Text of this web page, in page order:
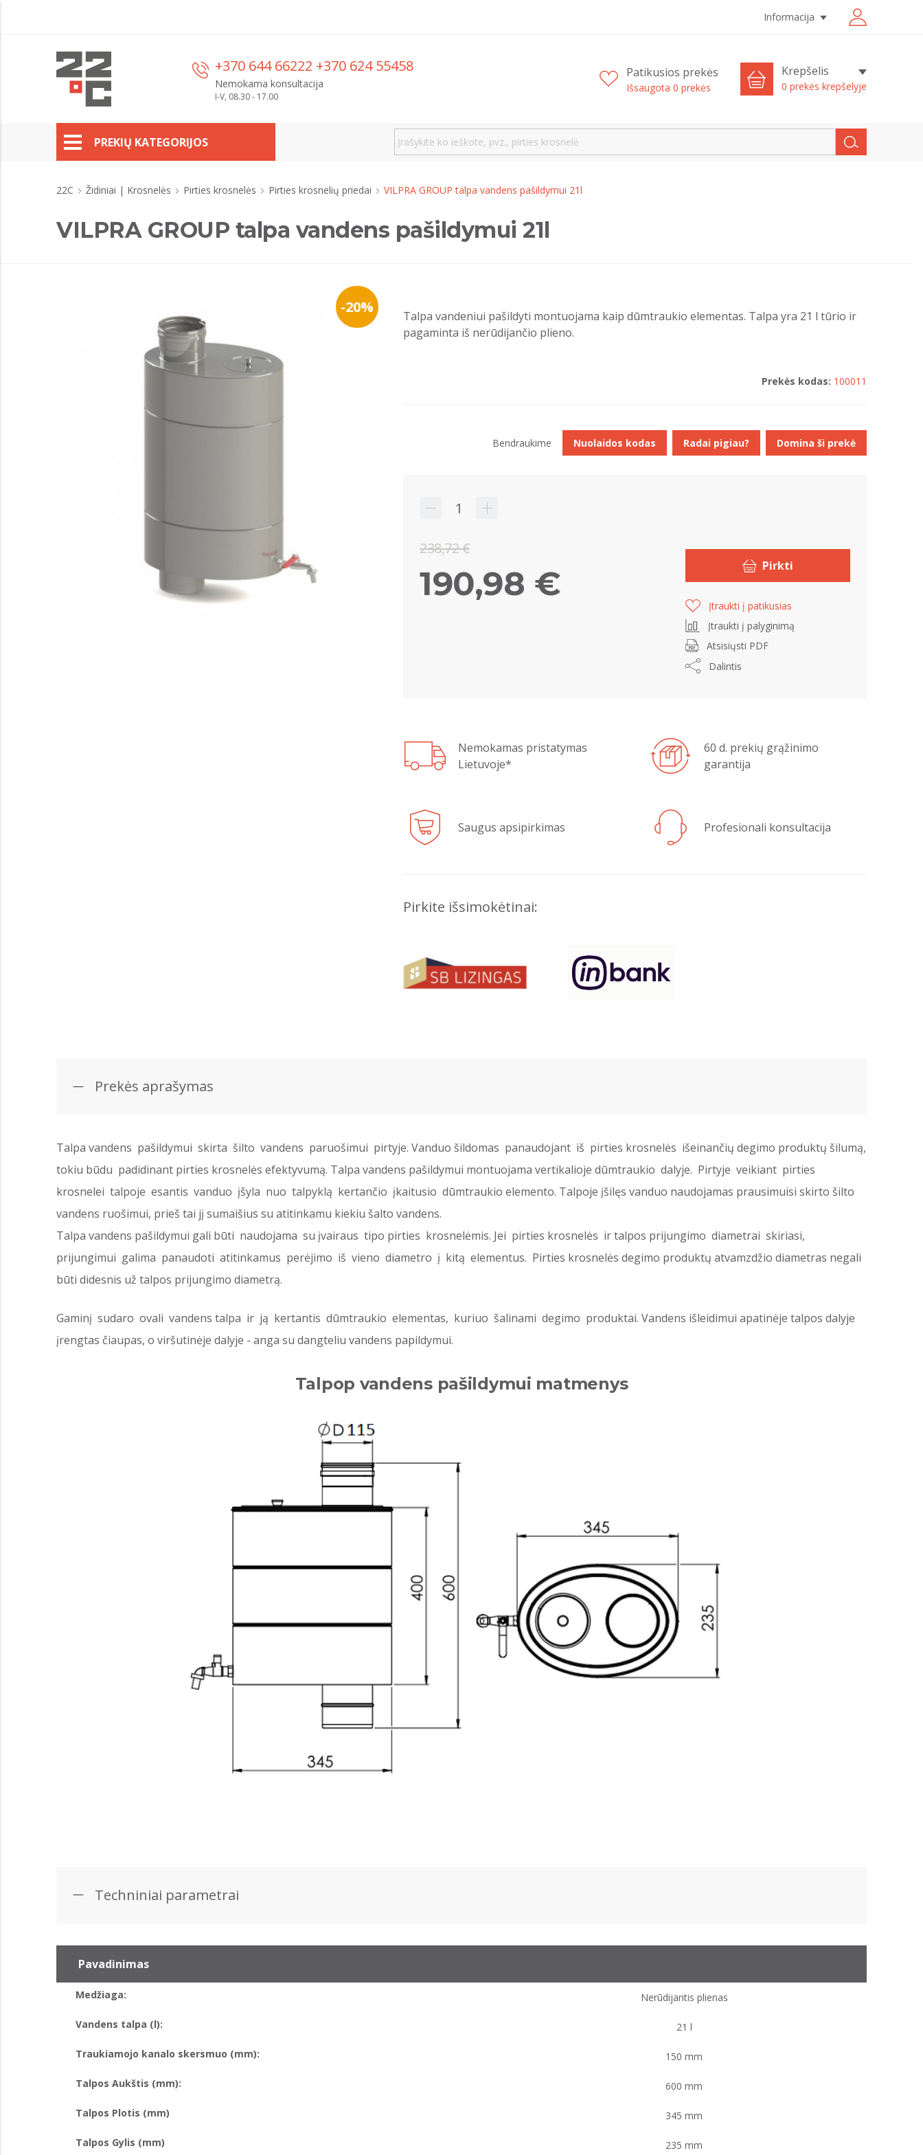
Informacija
+370 644 66222 +370 624 55458
Nemokama konsultacija
I-V, 08.30 - 17.00
Patikusios prekės
Išsaugota 0 prekės
Krepšelis
0 prekės krepšelyje
PREKIŲ KATEGORIJOS
22C Židiniai | Krosnelės Pirties krosnelės Pirties krosnelių priedai VILPRA GROUP talpa vandens pašildymui 21l
VILPRA GROUP talpa vandens pašildymui 21l
-20%
Talpa vandeniui pašildyti montuojama kaip dūmtraukio elementas. Talpa yra 21 l tūrio ir
pagaminta iš nerūdijančio plieno.
Prekės kodas: 100011
238,72 €
190,98 € Pirkti
Įtraukti į patikusias
Įtraukti į palyginimą
Atsisiųsti PDF
Dalintis
Nemokamas pristatymas
Lietuvoje*
60 d. prekių grąžinimo
garantija
Saugus apsipirkimas Profesionali konsultacija
Pirkite išsimokėtinai:
Bendraukime Nuolaidos kodas Radai pigiau? Domina ši prekė
Prekės aprašymas
Talpa vandens pašildymui skirta šilto vandens paruošimui pirtyje. Vanduo šildomas panaudojant iš pirties krosnelės išeinančių degimo produktų šilumą,
tokiu būdu padidinant pirties krosnelės efektyvumą. Talpa vandens pašildymui montuojama vertikalioje dūmtraukio dalyje. Pirtyje veikiant pirties
krosnelei talpoje esantis vanduo įšyla nuo talpyklą kertančio įkaitusio dūmtraukio elemento. Talpoje įšilęs vanduo naudojamas prausimuisi skirto šilto
vandens ruošimui, prieš tai jį sumaišius su atitinkamu kiekiu šalto vandens.
Talpa vandens pašildymui gali būti naudojama su įvairaus tipo pirties krosnelėmis. Jei pirties krosnelės ir talpos prijungimo diametrai skiriasi,
prijungimui galima panaudoti atitinkamus perėjimo iš vieno diametro į kitą elementus. Pirties krosnelės degimo produktų atvamzdžio diametras negali
būti didesnis už talpos prijungimo diametrą.
Gaminį sudaro ovali vandens talpa ir ją kertantis dūmtraukio elementas, kuriuo šalinami degimo produktai. Vandens išleidimui apatinėje talpos dalyje
įrengtas čiaupas, o viršutinėje dalyje - anga su dangteliu vandens papildymui.
Talpop vandens pašildymui matmenys
Techniniai parametrai
Pavadinimas
Medžiaga: Nerūdijantis plienas
Vandens talpa (l): 21 l
Traukiamojo kanalo skersmuo (mm): 150 mm
Talpos Aukštis (mm): 600 mm
Talpos Plotis (mm) 345 mm
Talpos Gylis (mm) 235 mm